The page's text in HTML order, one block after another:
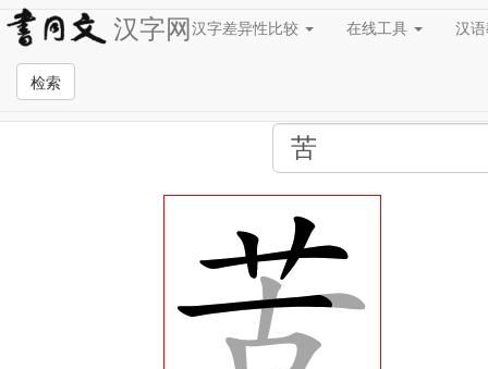
汉字网汉字差异性比较 在线工具 汉
检索
全站检索页面